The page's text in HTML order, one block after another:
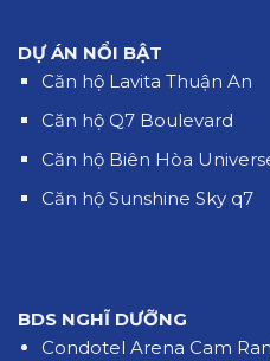
DỰ ÁN NỔI BẬT
Căn hộ Lavita Thuận An
Căn hộ Q7 Boulevard
Căn hộ Biên Hòa
Căn hộ Sunshine Sky q7
BDS NGHĨ DƯỠNG
Condotel Arena Cam